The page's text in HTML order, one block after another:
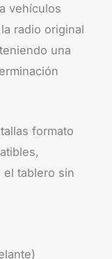
vehículos
radio original
una
formato
tablero sin